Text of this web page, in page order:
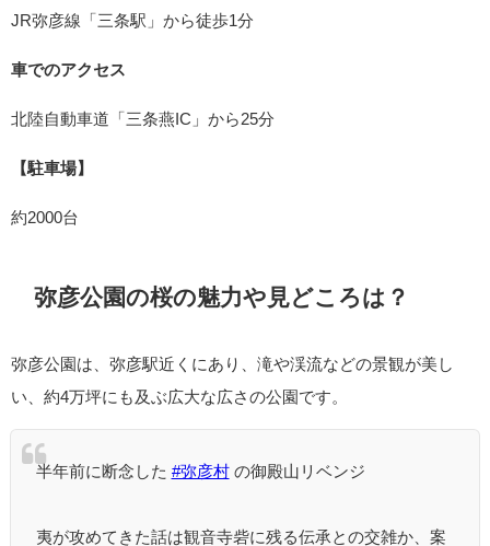
JR弥彦線「三条駅」から徒歩1分
車でのアクセス
北陸自動車道「三条燕IC」から25分
【駐車場】
約2000台
弥彦公園の桜の魅力や見どころは？
弥彦公園は、弥彦駅近くにあり、滝や渓流などの景観が美し
い、約4万坪にも及ぶ広大な広さの公園です。
半年前に断念した #弥彦村の御殿山リベンジ
夷が攻めてきた話は観音寺砦に残る伝承との交雑か、案